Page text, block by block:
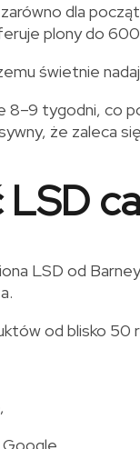
dla
plony do 600
świetnie
8–9 tygodni, co
że zaleca
LSD od
od blisko 50